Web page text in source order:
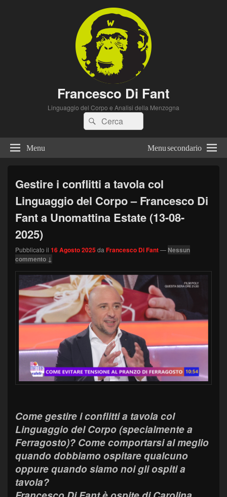
Francesco Di Fant
Linguaggio del Corpo e Analisi della Menzogna
Cerca:Cerca
Menu Menu secondario
Gestire i conflitti a tavola col
Linguaggio del Corpo – Francesco Di
Fant a Unomattina Estate (13-08-
2025)
Pubblicato il 16 Agosto 2025da Francesco Di Fant— Nessun
commento ↓
Come gestire i conflitti a tavola col
Linguaggio del Corpo (specialmente a
Ferragosto)? Come comportarsi al meglio
quando dobbiamo ospitare qualcuno
oppure quando siamo noi gli ospiti a
tavola?